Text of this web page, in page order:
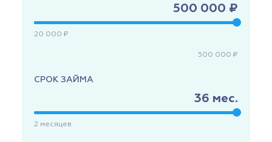
500 000 ₽
20 000 ₽
500 000 ₽
СРОК ЗАЙМА
36 мес.
2 месяцев